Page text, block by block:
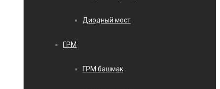
Диодный мост
ГРМ
ГРМ башмак